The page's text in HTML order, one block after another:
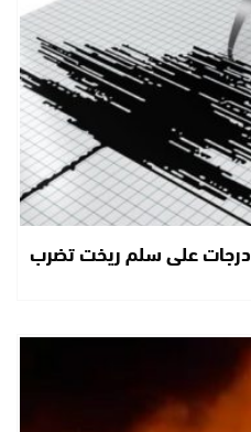
هزة أرضية بلغت قوتها 4.4 درجات على سلم ريخت تضرب